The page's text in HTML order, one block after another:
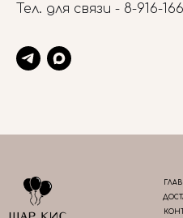
Тел. для связи - 8-916-